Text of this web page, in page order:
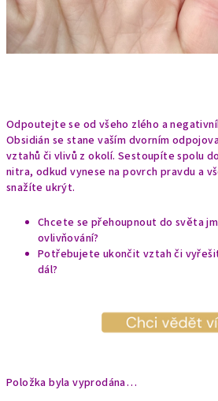
Odpoutejte se od všeho zlého a
Obsidián se stane vaším dvorním
vztahů či vlivů z okolí. Sestoupíte spolu
nitra, odkud vynese na povrch pravdu a
snažíte ukrýt.
Chcete se přehoupnout do světa
ovlivňování?
Potřebujete ukončit vztah či
dál?
Položka byla vyprodána…